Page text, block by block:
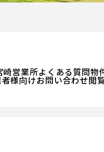
崎営業所よくある質問物
様向けお問い合わせ閲